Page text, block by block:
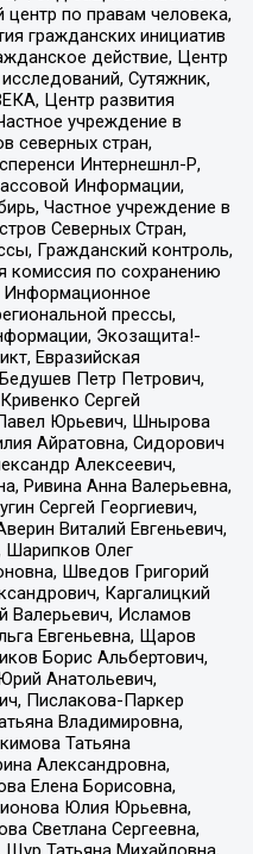
центр по правам человека,
гражданских инициатив
действие, Центр
Сутяжник,
Центр развития
учреждение в
северных стран,
Интернешнл-Р,
Информации,
Частное учреждение в
Северных Стран,
Гражданский контроль,
комиссия по сохранению
Информационное
прессы,
Экозащита!-
Евразийская
Петр Петрович,
Сергей
Юрьевич, Шнырова
Айратовна, Сидорович
Алексеевич,
Ривина Анна Валерьевна,
Сергей Георгиевич,
Виталий Евгеньевич,
Шарипков Олег
Шведов Григорий
Каргалицкий
Валерьевич, Исламов
Евгеньевна, Щаров
Борис Альбертович,
Анатольевич,
Пислакова-Паркер
Владимировна,
Татьяна
Александровна,
Елена Борисовна,
Юлия Юрьевна,
Светлана Сергеевна,